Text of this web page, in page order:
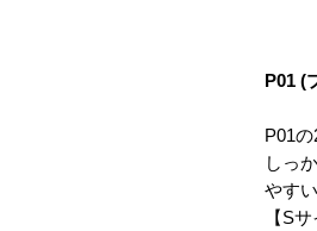
P01 (
P01
しっ
やす
【S